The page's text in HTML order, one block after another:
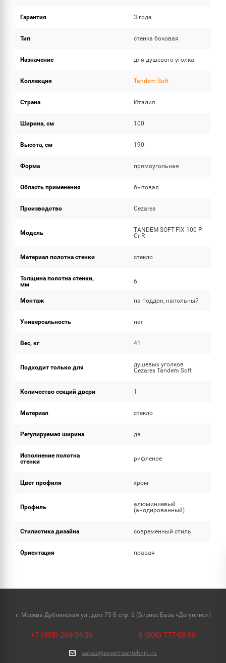
Гарантия 3 года
Тип стенка боковая
Назначение для душевого уголка
Коллекция Tandem Soft
Страна Италия
Ширина, см 100
Высота, см 190
Форма прямоугольная
Область применения бытовая
Производство Cezares
Модель
TANDEM-SOFT-FIX-100-P-
Cr-R
Материал полотна стенки стекло
Толщина полотна стенки,
мм
6
Монтаж на поддон, напольный
Универсальность нет
Вес, кг 41
Подходит только для
душевых уголков
Cezares Tandem Soft
Количество секций двери 1
Материал стекло
Регулируемая ширина да
Исполнение полотна
стенки
рифленое
Цвет профиля хром
Профиль
алюминиевый
(анодированный)
Стилистика дизайна современный стиль
Ориентация правая
г. Москва Дубнинская ул., дом 75 Б стр. 2 (Бизнес База «Дегунино»)
+7 (495) 268-04-06 8 (800) 777-08-96
zakaz@expert-santehniki.ru